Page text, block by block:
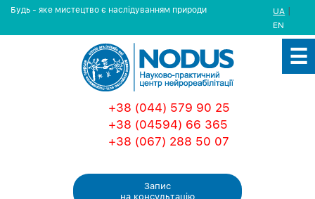
Будь - яке мистецтво є наслідуванням природи UA |
EN
+38 (044) 579 90 25
+38 (04594) 66 365
+38 (067) 288 50 07
Запис
на консультацiю